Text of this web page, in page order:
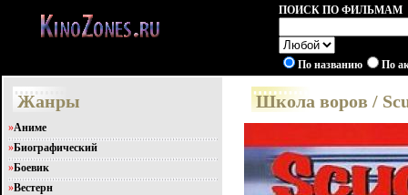
ПОИСК ПО ФИЛЬМАМ
По названию По
Жанры
»Аниме
»Биографический
»Боевик
»Вестерн
Школа воров /